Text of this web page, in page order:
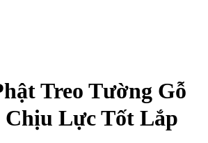
Treo Tường Gỗ
Lực Tốt Lắp